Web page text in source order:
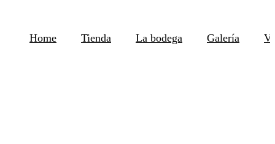
Home Tienda La bodega Galería